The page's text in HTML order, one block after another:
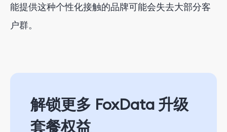
能提供这种个性化接触的品牌可能会失去大部分客
户群。
解锁更多 FoxData 升级
套餐权益